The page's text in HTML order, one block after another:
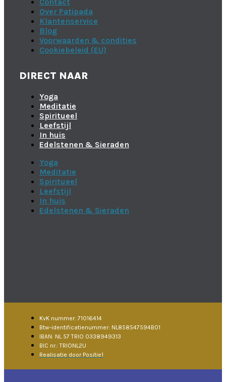
Over Patipada
Klantenservice
Blog
Voorwaarden & condities
Cookiebeleid (EU)
DIRECT NAAR
Yoga
Meditatie
Spiritueel
Leefstijl
In huis
Edelstenen & Sieraden
Yoga
Meditatie
Spiritueel
Leefstijl
In huis
Edelstenen & Sieraden
KvK nummer: 71016414
Btw-identificatienummer: NL858547594B01
IBAN: NL 57 TRIO 0338949313
BIC nr.: TRIONL2U
Realisatie door Positie1